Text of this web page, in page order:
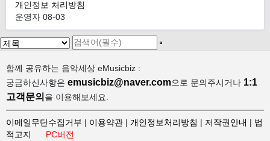
개인정보 처리방침
운영자 08-03
함께 공유하는 음악세상 eMusicbiz :
궁금하신사항은 emusicbiz@naver.com으로 문의주시거나 1:1
고객문의 을 이용해보세요.
이메일무단수집거부 이용약관 개인정보처리방침 저작권안내
법
적고지
PC버전